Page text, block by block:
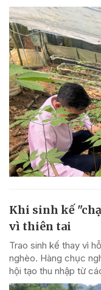
Khi sinh kế
vì thiên tai
Trao sinh kế thay vì
nghèo. Hàng chục
hội tạo thu nhập từ